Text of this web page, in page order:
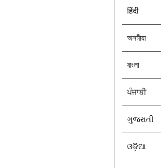
हिंदी
অসমীয়া
বাংলা
ਪੰਜਾਬੀ
ગુજરાતી
ଓଡ଼ିଆ